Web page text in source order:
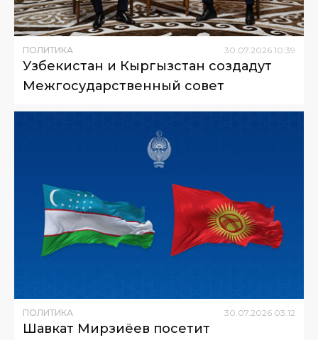
ПОЛИТИКА 30.07.2026 10:39
Узбекистан и Кыргызстан создадут
Межгосударственный совет
ПОЛИТИКА 30.07.2026 03:12
Шавкат Мирзиёев посетит